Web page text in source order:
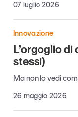
Opinioni
Il Numero
Interviste
Comunicati stampa
07 luglio 2026
Innovazione
L’orgoglio di
stessi)
Ma non lo vedi
26 maggio 2026